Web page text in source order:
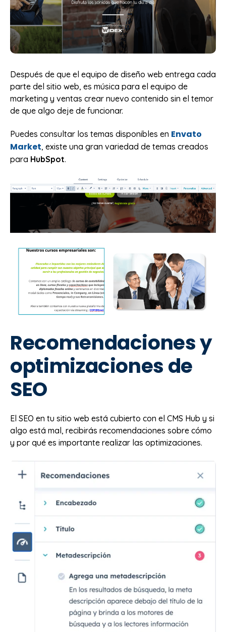
Después de que el equipo de diseño web entrega cada
parte del sitio web, es música para el equipo de
marketing y ventas crear nuevo contenido sin el temor
de que algo deje de funcionar.
Puedes consultar los temas disponibles en Envato
Market, existe una gran variedad de temas creados
para HubSpot.
Recomendaciones y
optimizaciones de
SEO
El SEO en tu sitio web está cubierto con el CMS Hub y si
algo está mal, recibirás recomendaciones sobre cómo
y por qué es importante realizar las optimizaciones.